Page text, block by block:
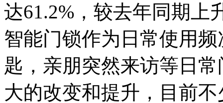
达61.2%，较去年同期上
智能门锁作为日常使用
匙，亲朋突然来访等日
大的改变和提升，目前